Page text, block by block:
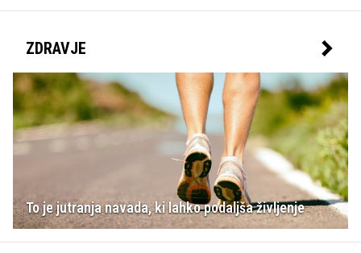
ZDRAVJE
To je jutranja navada, ki lahko podaljša življenje